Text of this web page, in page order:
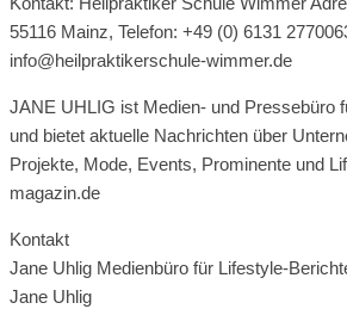
55116 Mainz, Telefon: +49 (0) 6131
info@heilpraktikerschule-wimmer.de
JANE UHLIG ist Medien- und Pressebüro
und bietet aktuelle Nachrichten über
Projekte, Mode, Events, Prominente und
magazin.de
Kontakt
Jane Uhlig Medienbüro für Lifestyle-
Jane Uhlig